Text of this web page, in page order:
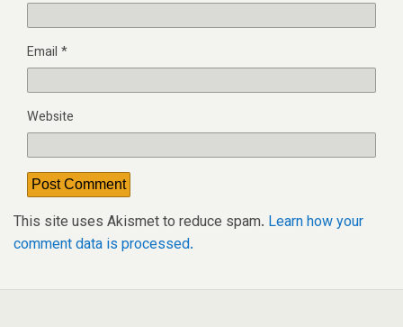
Email *
Website
This site uses Akismet to reduce spam. Learn how your
comment data is processed.